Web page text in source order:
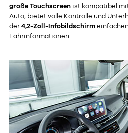
große Touchscreen ist kompatibel
Auto, bietet volle Kontrolle und
der4,2-Zoll-Infobildschirm
Fahrinformationen.